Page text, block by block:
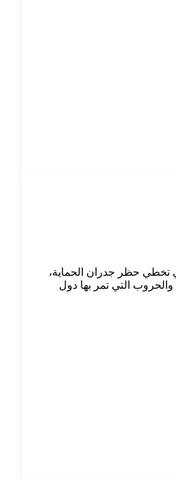
تخطي حظر جدران الحماية،
التي تمر بها دول